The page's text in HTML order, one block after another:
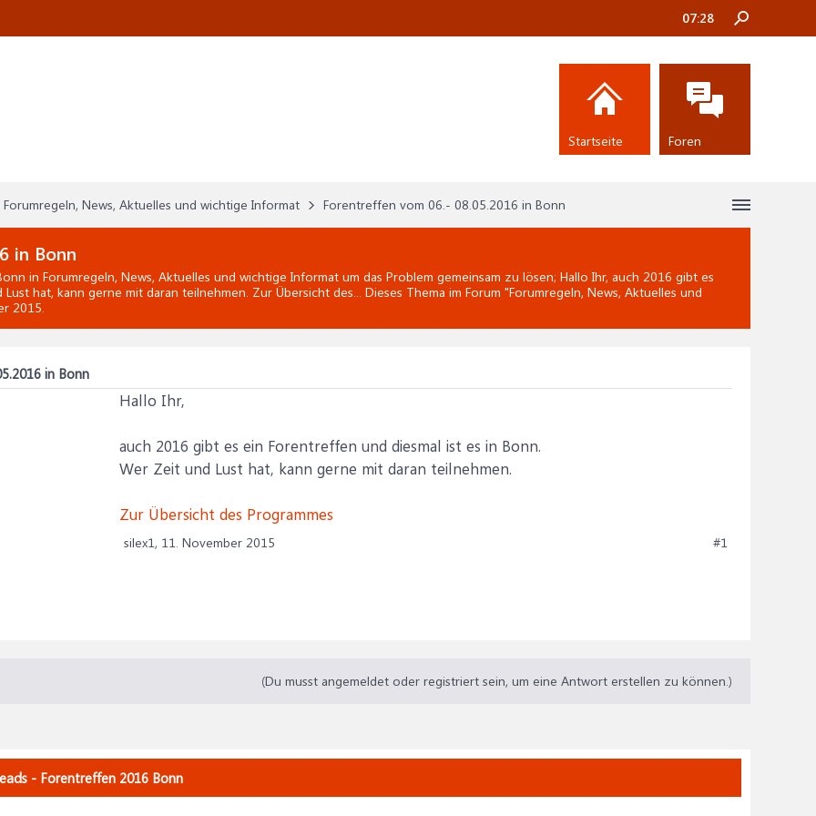
Forumregeln, News, Aktuelles und wichtige Informat Forentreffen vom 06.- 08.05.2016 in Bonn
in Bonn
in Forumregeln, News, Aktuelles und wichtige Informat um das Problem gemeinsam zu lösen; Hallo Ihr, auch 2016 gibt es
hat, kann gerne mit daran teilnehmen. Zur Übersicht des... Dieses Thema im Forum "Forumregeln, News, Aktuelles und
2015.
in Bonn
Hallo Ihr,
auch 2016 gibt es ein Forentreffen und diesmal ist es in Bonn.
Wer Zeit und Lust hat, kann gerne mit daran teilnehmen.
Zur Übersicht des Programmes
silex1, 11. November 2015 #1
(Du musst angemeldet oder registriert sein, um eine Antwort erstellen zu können.)
- Forentreffen 2016 Bonn
07:28
Startseite Foren